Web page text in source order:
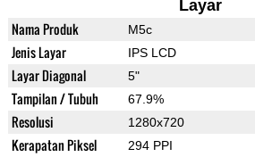
Layar
Nama Produk M5c
Jenis Layar IPS LCD
Layar Diagonal 5"
Tampilan / Tubuh 67.9%
Resolusi 1280x720
Kerapatan Piksel 294 PPI